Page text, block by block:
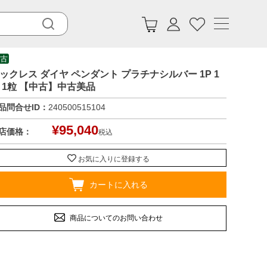
クレス ダイヤ ペンダント プラチナシルバー 1P 1
1粒 【中古】中古美品
問合せID： 240500515104
価格： ¥95,040税込
お気に入りに登録する
カートに入れる
商品についてのお問い合わせ